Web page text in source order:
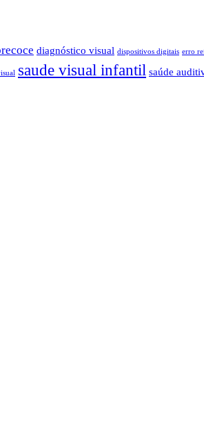
diagnóstico visual dispositivos digitais erro
saude visual infantil saúde